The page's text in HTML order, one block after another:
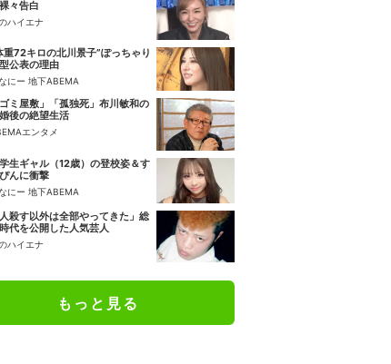
々告白
ハイエナ
重72キロの北川景子”ぽっちゃり
公表の理由
にー 地下ABEMA
ゴミ屋敷」「孤独死」布川敏和の
後の絶望生活
エンタメ
生ギャル（12歳）の登校姿＆す
んに衝撃
にー 地下ABEMA
人殺す以外は全部やってきた」総
代を公開した人気芸人
ハイエナ
もっと見る